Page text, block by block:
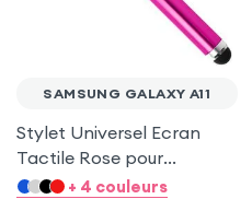
SAMSUNG GALAXY A11
Stylet Universel Ecran
Tactile Rose pour
Samsung Galaxy A11
+ 4 couleurs